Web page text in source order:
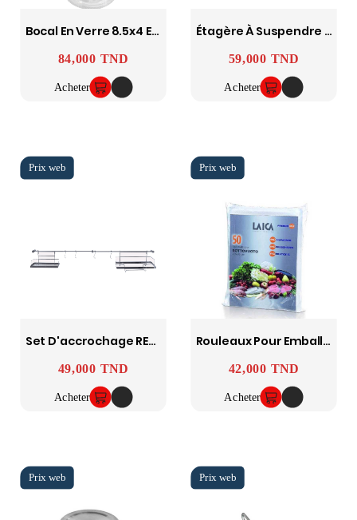
Bocal En Verre 8.5x4 En Display 12 - FACKELMANN
Prix
84,000 TND
Acheter
Étagère À Suspendre Chromée - WENKO
Prix
59,000 TND
Acheter
Set D'accrochage RELING Pour Cuisine 8p - FACKELMANN
Prix
49,000 TND
Acheter
Rouleaux Pour Emballage Sous Vide VT35042 50 Pièces 20 X 28cm LAICA
Prix
42,000 TND
Acheter